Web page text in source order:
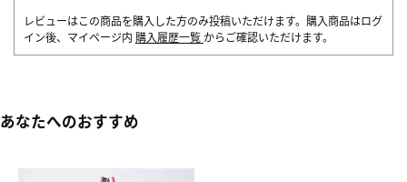
レビューはこの商品を購入した方のみ投稿いただけます。購入商品はログ
イン後、マイページ内 購入履歴一覧 からご確認いただけます。
あなたへのおすすめ